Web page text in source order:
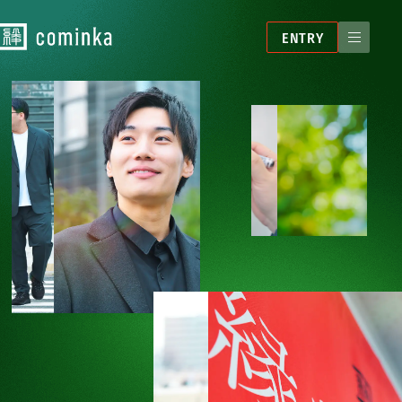
ENTRY